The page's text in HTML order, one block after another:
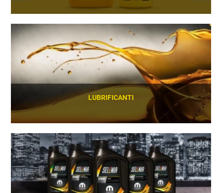
SCOPRI
LUBRIFICANTI
SCOPRI